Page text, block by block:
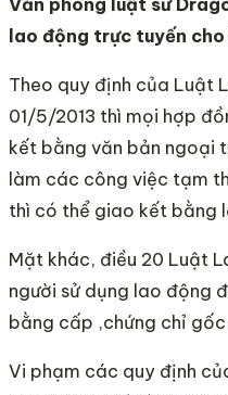
lao động trực tuyến
Theo quy định của Luật
01/5/2013 thì mọi hợp
kết bằng văn bản ngoại
làm các công việc tạm
thì có thể giao kết bằng
Mặt khác, điều 20 Luật
người sử dụng lao động
bằng cấp ,chứng chỉ
Vi phạm các quy định